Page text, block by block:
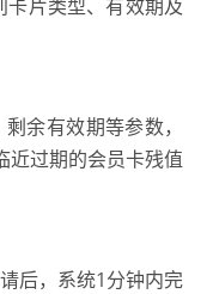
片类型、有效期及
余有效期等参数，
近过期的会员卡残值
后，系统1分钟内完